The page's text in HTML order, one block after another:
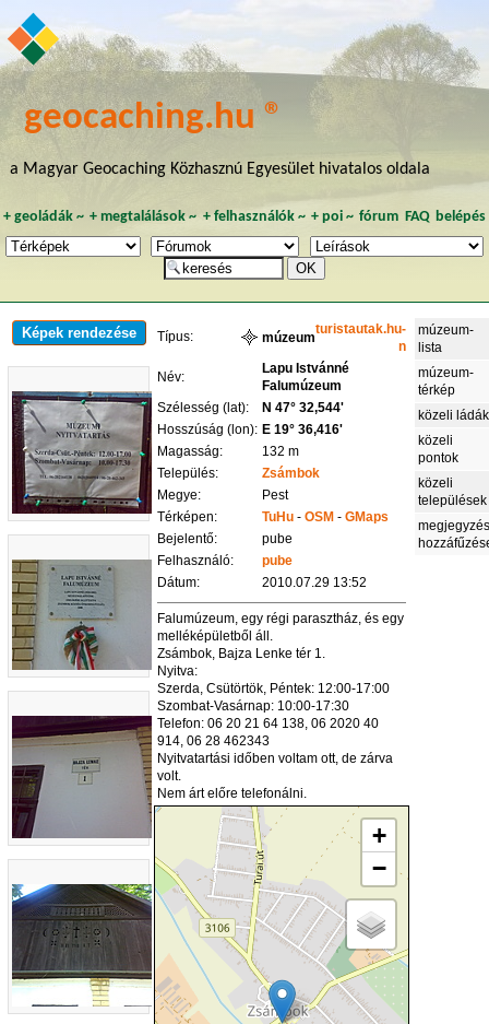
geocaching.hu ®
a Magyar Geocaching Közhasznú Egyesület hivatalos oldala
+ geoládák~ +megtalálások ~ + felhasználók~ + poi~ fórum FAQ belépés
Képek rendezése Típus: múzeum
turistautak.hu-
n
Név:
Lapu Istvánné
Falumúzeum
Szélesség (lat):
N 47° 32,544'
Hosszúság (lon): E 19° 36,416'
Magasság:
132 m
Település:
Zsámbok
Megye:
Pest
Térképen:
TuHu -OSM -GMaps
Bejelentő:
pube
Felhasználó:
pube
Dátum:
2010.07.29 13:52
Falumúzeum, egy régi parasztház, és egy
melléképületből áll.
Zsámbok, Bajza Lenke tér 1.
Nyitva:
Szerda, Csütörtök, Péntek: 12:00-17:00
Szombat-Vasárnap: 10:00-17:30
Telefon: 06 20 21 64 138, 06 2020 40
914, 06 28 462343
Nyitvatartási időben voltam ott, de zárva
volt.
Nem árt előre telefonálni.
+
−
múzeum-
lista
múzeum-
térkép
közeli ládák
közeli
pontok
közeli
települések